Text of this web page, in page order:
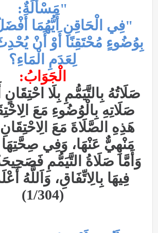
"مَسْأَلَةٌ:
"فِي الْحَاقِنِ أَيُّهُمَا
بِوُضُوءٍ مُحْتَقِنًا أَوْ أَنْ
لِعَدَمِ الْمَاءِ؟
الْجَوَابُ:
صَلَاتُهُ بِالتَّيَمُّمِ بِلَا
صَلَاتِهِ بِالْوُضُوءِ مَعَ
هَذِهِ الصَّلَاةَ مَعَ
مَنْهِيٌّ عَنْهَا، وَفِي صِحَّتِهَا
وَأَمَّا صَلَاةُ التَّيَمُّمِ
فِيهَا بِالِاتِّفَاقِ، وَاَللَّهُ
(1/304)